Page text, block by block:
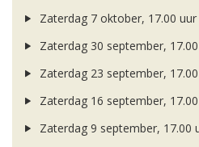
Zaterdag 7 oktober, 17.00 uur
Zaterdag 30 september,
Zaterdag 23 september,
Zaterdag 16 september,
Zaterdag 9 september, 17.00